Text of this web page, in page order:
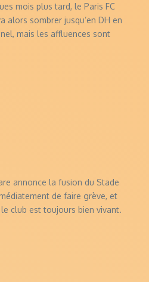
mois plus tard, le Paris FC
alors sombrer jusqu’en DH en
mais les affluences sont
annonce la fusion du Stade
de faire grève, et
club est toujours bien vivant.